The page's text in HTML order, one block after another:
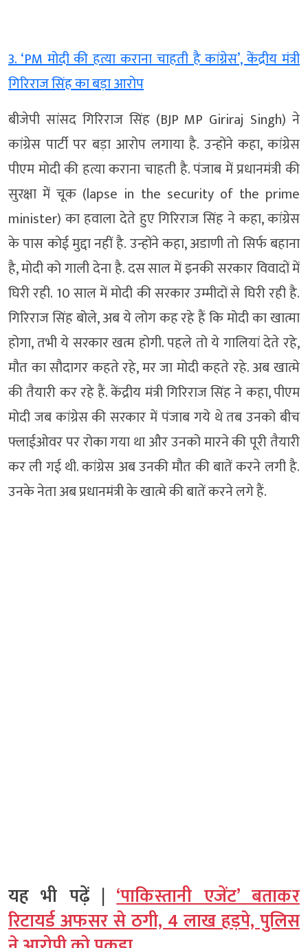
3. ‘PM मोदी की हत्या कराना चाहती है कांग्रेस’, केंद्रीय मंत्री
गिरिराज सिंह का बड़ा आरोप
बीजेपी सांसद गिरिराज सिंह (BJP MP Giriraj Singh) ने
कांग्रेस पार्टी पर बड़ा आरोप लगाया है. उन्होंने कहा, कांग्रेस
पीएम मोदी की हत्या कराना चाहती है. पंजाब में प्रधानमंत्री की
सुरक्षा में चूक (lapse in the security of the prime
minister) का हवाला देते हुए गिरिराज सिंह ने कहा, कांग्रेस
के पास कोई मुद्दा नहीं है. उन्होंने कहा, अडाणी तो सिर्फ बहाना
है, मोदी को गाली देना है. दस साल में इनकी सरकार विवादों में
घिरी रही. 10 साल में मोदी की सरकार उम्मीदों से घिरी रही है.
गिरिराज सिंह बोले, अब ये लोग कह रहे हैं कि मोदी का खात्मा
होगा, तभी ये सरकार खत्म होगी. पहले तो ये गालियां देते रहे,
मौत का सौदागर कहते रहे, मर जा मोदी कहते रहे. अब खात्मे
की तैयारी कर रहे हैं. केंद्रीय मंत्री गिरिराज सिंह ने कहा, पीएम
मोदी जब कांग्रेस की सरकार में पंजाब गये थे तब उनको बीच
फ्लाईओवर पर रोका गया था और उनको मारने की पूरी तैयारी
कर ली गई थी. कांग्रेस अब उनकी मौत की बातें करने लगी है.
उनके नेता अब प्रधानमंत्री के खात्मे की बातें करने लगे हैं.
यह भी पढ़ें |‘पाकिस्तानी एजेंट’ बताकर
रिटायर्ड अफसर से ठगी, 4 लाख हड़पे, पुलिस